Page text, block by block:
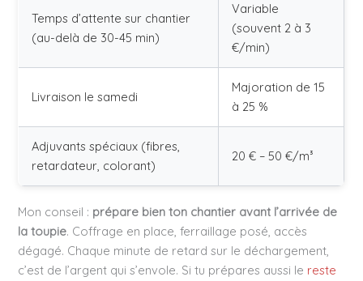
Temps d’attente sur chantier
(au-delà de 30-45 min)
Variable
(souvent 2 à 3
€/min)
Livraison le samedi
Majoration de 15
à 25 %
Adjuvants spéciaux (fibres,
retardateur, colorant)
20 € – 50 €/m³
Mon conseil : prépare bien ton chantier avant l’arrivée de
la toupie. Coffrage en place, ferraillage posé, accès
dégagé. Chaque minute de retard sur le déchargement,
c’est de l’argent qui s’envole. Si tu prépares aussi le reste